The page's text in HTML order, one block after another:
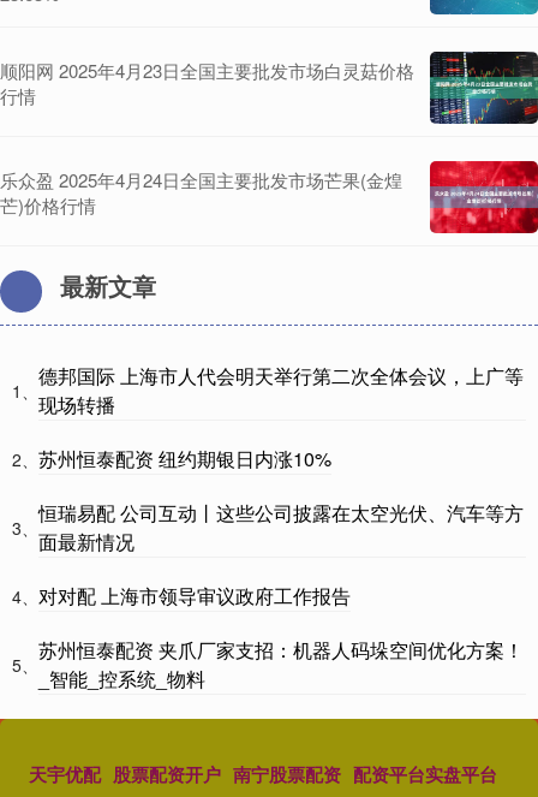
顺阳网 2025年4月23日全国主要批发市场白灵菇价格
行情
乐众盈 2025年4月24日全国主要批发市场芒果(金煌
芒)价格行情
最新文章
1、
德邦国际 上海市人代会明天举行第二次全体会议，上广等
现场转播
2、 苏州恒泰配资 纽约期银日内涨10%
3、
恒瑞易配 公司互动丨这些公司披露在太空光伏、汽车等方
面最新情况
4、 对对配 上海市领导审议政府工作报告
5、
苏州恒泰配资 夹爪厂家支招：机器人码垛空间优化方案！
_智能_控系统_物料
天宇优配 股票配资开户 南宁股票配资 配资平台实盘平台